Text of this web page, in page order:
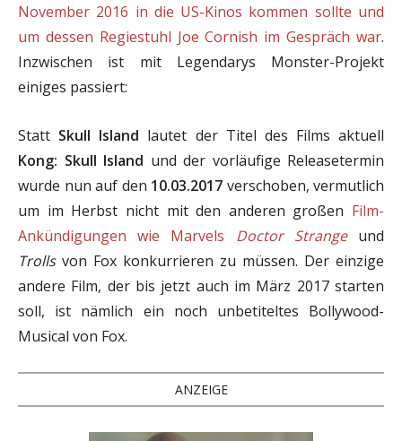
November 2016 in die US-Kinos kommen sollte und
um dessen Regiestuhl Joe Cornish im Gespräch war.
Inzwischen ist mit Legendarys Monster-Projekt
einiges passiert:
Statt Skull Island lautet der Titel des Films aktuell
Kong: Skull Island und der vorläufige Releasetermin
wurde nun auf den 10.03.2017 verschoben, vermutlich
um im Herbst nicht mit den anderen großen Film-
Ankündigungen wie Marvels Doctor Strangeund
Trollsvon Fox konkurrieren zu müssen. Der einzige
andere Film, der bis jetzt auch im März 2017 starten
soll, ist nämlich ein noch unbetiteltes Bollywood-
Musical von Fox.
ANZEIGE